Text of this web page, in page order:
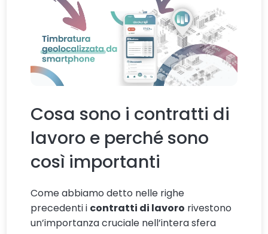
Cosa sono i contratti di
lavoro e perché sono
così importanti
Come abbiamo detto nelle righe
precedenti i contratti di lavoro rivestono
un’importanza cruciale nell’intera sfera